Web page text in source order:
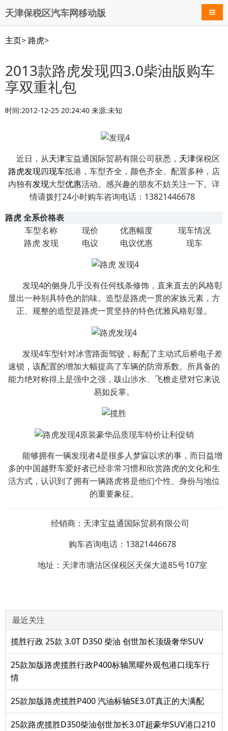
天津保税区汽车网移动版 导航
主页> 路虎>
2013款路虎发现四3.0柴油版购车
享双重礼包
时间:2012-12-25 20:24:40 来源:未知
近日，从天津宝益通国际贸易有限公司获悉， 天津保税区
路虎发现四现车抵港，车型齐全，颜色齐全、配置多种，店
内独有发现大型优惠活动。感兴趣的朋友不妨关注一下。详
情请拨打24小时购车咨询电话：13821446678
路虎 全系价格表
车型名称
现价 优惠幅度
现车情况
路虎 发现
电议 电议优惠 现车
发现4的侧身几乎没有任何线条修饰，直来直去的风格彰
显出一种别具特色的韵味。造型是路虎一贯的家族元素，方
正、规整的造型是路虎一贯坚持的特色优雅风格彰显。
发现4车型针对冰雪路面驾驶，标配了主动式后桥电子差
速锁，该配置的增加大幅提高了车辆的防滑系数。所具备的
能力绝对称得上是强中之强，跋山涉水、飞檐走壁对它来说
易如反掌。
能够拥有一辆发现者4是很多人梦寐以求的事，而日益增
多的中国越野车爱好者已经非常习惯和欣赏路虎的文化和生
活方式，认识到了拥有一辆路虎将是他们个性、身份与地位
的重要象征。
经销商：天津宝益通国际贸易有限公司
购车咨询电话：13821446678
地址：天津市塘沽区保税区天保大道85号107室
最近关注
揽胜行政 25款 3.0T D350 柴油 创世加长顶级奢华SUV
25款加版路虎揽胜行政P400标轴黑曜外观包港口现车行
情
25款加版路虎揽胜P400 汽油标轴SE3.0T真正的大满配
25款路虎揽胜D350柴油创世加长3.0T超豪华SUV港口210